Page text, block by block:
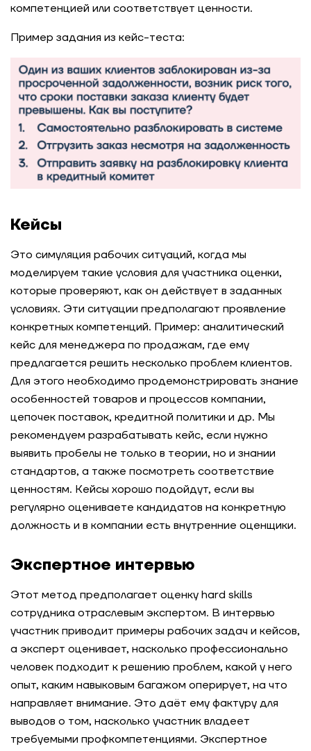
компетенцией или соответствует ценности.
Пример задания из кейс-теста:
Кейсы
Это симуляция рабочих ситуаций, когда мы
моделируем такие условия для участника оценки,
которые проверяют, как он действует в заданных
условиях. Эти ситуации предполагают проявление
конкретных компетенций. Пример: аналитический
кейс для менеджера по продажам, где ему
предлагается решить несколько проблем клиентов.
Для этого необходимо продемонстрировать знание
особенностей товаров и процессов компании,
цепочек поставок, кредитной политики и др. Мы
рекомендуем разрабатывать кейс, если нужно
выявить пробелы не только в теории, но и знании
стандартов, а также посмотреть соответствие
ценностям. Кейсы хорошо подойдут, если вы
регулярно оцениваете кандидатов на конкретную
должность и в компании есть внутренние оценщики.
Экспертное интервью
Этот метод предполагает оценку hard skills
сотрудника отраслевым экспертом. В интервью
участник приводит примеры рабочих задач и кейсов,
а эксперт оценивает, насколько профессионально
человек подходит к решению проблем, какой у него
опыт, каким навыковым багажом оперирует, на что
направляет внимание. Это даёт ему фактуру для
выводов о том, насколько участник владеет
требуемыми профкомпетенциями. Экспертное